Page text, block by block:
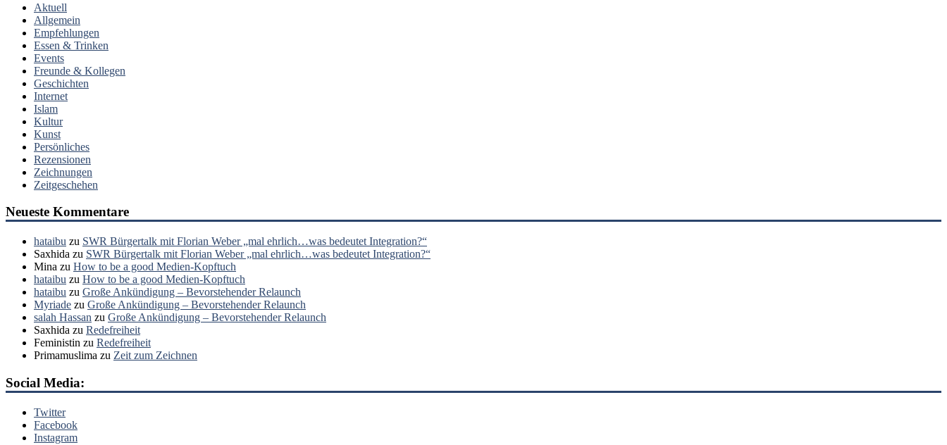
Aktuell
Allgemein
Empfehlungen
Essen & Trinken
Events
Freunde & Kollegen
Geschichten
Internet
Islam
Kultur
Kunst
Persönliches
Rezensionen
Zeichnungen
Zeitgeschehen
Neueste Kommentare
hataibu zu SWR Bürgertalk mit Florian Weber „mal ehrlich…was bedeutet Integration?“
Saxhida zu SWR Bürgertalk mit Florian Weber „mal ehrlich…was bedeutet Integration?“
Mina zu How to be a good Medien-Kopftuch
hataibu zu How to be a good Medien-Kopftuch
hataibu zu Große Ankündigung – Bevorstehender Relaunch
Myriade zu Große Ankündigung – Bevorstehender Relaunch
salah Hassan zu Große Ankündigung – Bevorstehender Relaunch
Saxhida zu Redefreiheit
Feministin zu Redefreiheit
Primamuslima zu Zeit zum Zeichnen
Social Media:
Twitter
Facebook
Instagram